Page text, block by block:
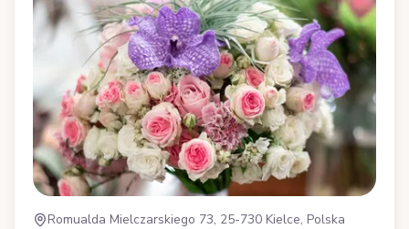
Romualda Mielczarskiego 73, 25-730 Kielce, Polska